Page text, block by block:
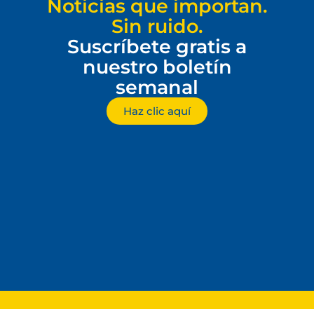
Noticias que importan.
Sin ruido.
Suscríbete gratis a
nuestro boletín
semanal
Haz clic aquí